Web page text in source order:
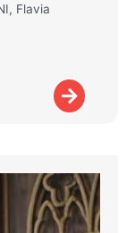
Flavia